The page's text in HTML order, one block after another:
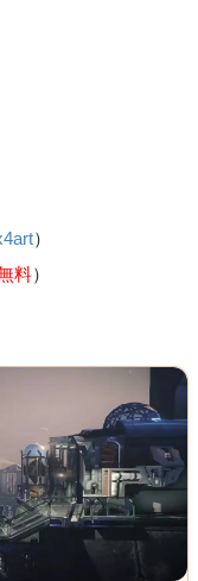
）
料）